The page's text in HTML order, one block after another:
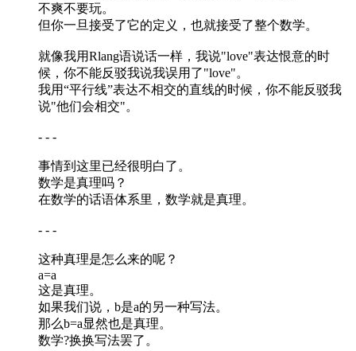
不爽不要玩。
但你一旦接受了它的定义，也就接受了整个数学。
就像我用Rlang语说话一样，我说"love"表达恨意的时
候，你不能反驳我说我误用了"love"。
我用“平行线”表达不相交的直线的时候，你不能反驳我
说"他们会相交"。
- - -
事情到这里已经很明白了。
数学是真理吗？
在数学的话语体系里，数学就是真理。
- - -
这种真理是怎么来的呢？
a=a
这是真理。
如果我们说，b是a的另一种写法。
那么b=a显然也是真理。
数学?换换写法罢了。